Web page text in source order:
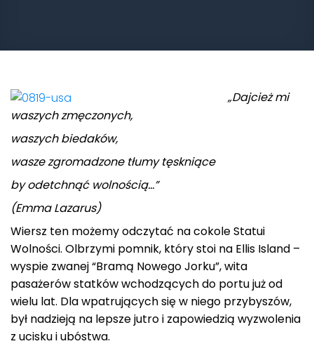
„Dajcież mi
waszych zmęczonych,
waszych biedaków,
wasze zgromadzone tłumy tęskniące
by odetchnąć wolnością…”
(Emma Lazarus)
Wiersz ten możemy odczytać na cokole Statui
Wolności. Olbrzymi pomnik, który stoi na Ellis Island –
wyspie zwanej “Bramą Nowego Jorku”, wita
pasażerów statków wchodzących do portu już od
wielu lat. Dla wpatrujących się w niego przybyszów,
był nadzieją na lepsze jutro i zapowiedzią wyzwolenia
z ucisku i ubóstwa.